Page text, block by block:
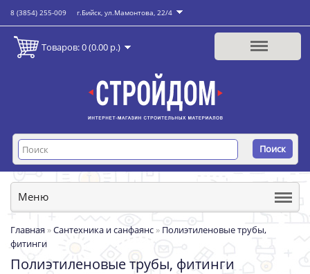
8 (3854) 255-009 г.Бийск, ул.Мамонтова, 22/4
Товаров: 0 (0.00 р.)
Поиск
Меню
Главная »Сантехника и санфаянс » Полиэтиленовые трубы,
фитинги
Полиэтиленовые трубы, фитинги